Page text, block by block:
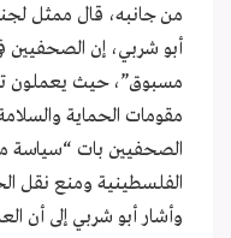
من جانبه، قال ممثل
أبو شربي، إن الصحفيين
مسبوق”، حيث يعملون
مقومات الحماية
الصحفيين بات “سياسة
الفلسطينية ومنع نقل
وأشار أبو شربي إلى أن